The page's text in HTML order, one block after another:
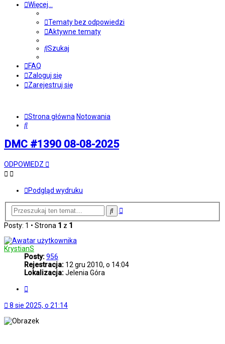
Więcej…
Tematy bez odpowiedzi
Aktywne tematy
Szukaj
FAQ
Zaloguj się
Zarejestruj się
Strona główna Notowania
Szukaj
DMC #1390 08-08-2025
ODPOWIEDZ
Podgląd wydruku
SzukajWyszukiwanie
Posty: 1 • Strona 1 z 1
KrystianS
Posty:956
Rejestracja: 12 gru 2010, o 14:04
Lokalizacja:Jelenia Góra
8 sie 2025, o 21:14